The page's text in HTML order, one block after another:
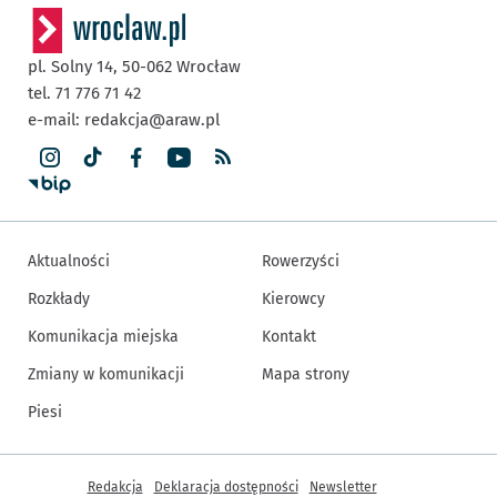
pl. Solny 14, 50-062 Wrocław
tel. 71 776 71 42
e-mail: redakcja@araw.pl
Aktualności
Rozkłady
Komunikacja miejska
Zmiany w komunikacji
Piesi
Rowerzyści
Kierowcy
Kontakt
Mapa strony
Inne informacje
Redakcja Deklaracja dostępności Newsletter